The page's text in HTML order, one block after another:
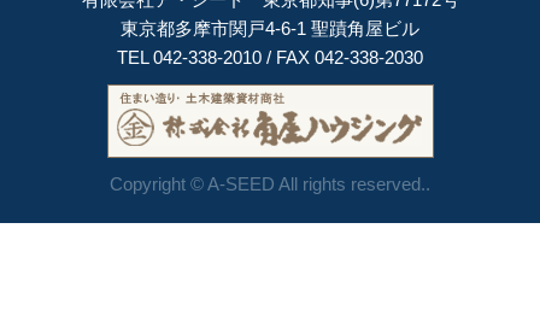
東京都多摩市関戸4-6-1 聖蹟角屋ビル
TEL 042-338-2010 / FAX 042-338-2030
Copyright © A-SEED All rights reserved..